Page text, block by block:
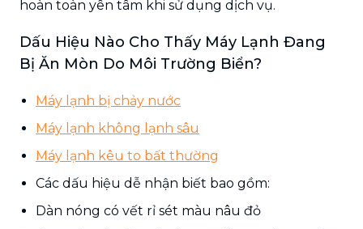
hoàn toàn yên tâm khi sử dụng dịch vụ.
Dấu Hiệu Nào Cho Thấy Máy Lạnh Đang
Bị Ăn Mòn Do Môi Trường Biển?
Máy lạnh bị chảy nước
Máy lạnh không lạnh sâu
Máy lạnh kêu to bất thường
Các dấu hiệu dễ nhận biết bao gồm:
Dàn nóng có vết rỉ sét màu nâu đỏ